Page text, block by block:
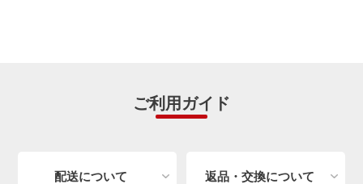
ご利用ガイド
配送について 返品・交換について